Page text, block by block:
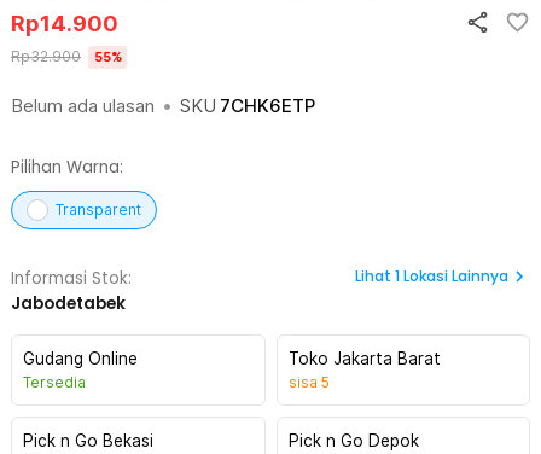
Belum ada ulasan • SKU 7CHK6ETP
Rp14.900
Rp32.900 55%
Pilihan Warna:
Transparent
Informasi Stok:
Jabodetabek
Lihat 1Lokasi Lainnya
Gudang Online
Tersedia
Toko Jakarta Barat
sisa 5
Pick n Go Bekasi Pick n Go Depok